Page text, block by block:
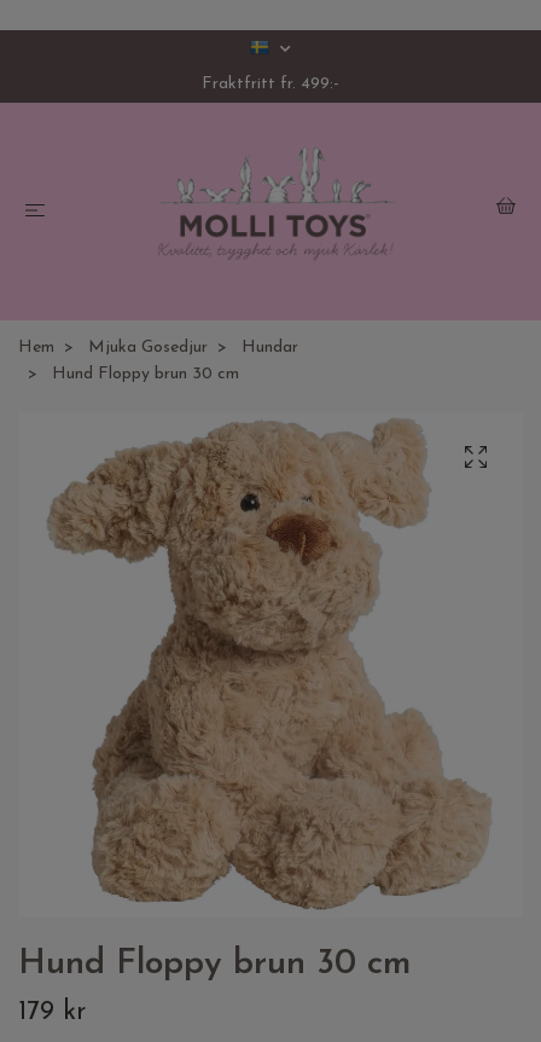
Fraktfritt fr. 499:-
Hem Mjuka Gosedjur
Hundar
Hund Floppy brun 30 cm
Hund Floppy brun 30 cm
179 kr